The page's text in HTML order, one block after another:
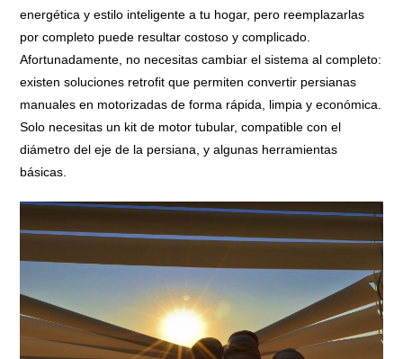
energética y estilo inteligente a tu hogar, pero reemplazarlas
por completo puede resultar costoso y complicado.
Afortunadamente, no necesitas cambiar el sistema al completo:
existen soluciones retrofit que permiten convertir persianas
manuales en motorizadas de forma rápida, limpia y económica.
Solo necesitas un kit de motor tubular, compatible con el
diámetro del eje de la persiana, y algunas herramientas
básicas.